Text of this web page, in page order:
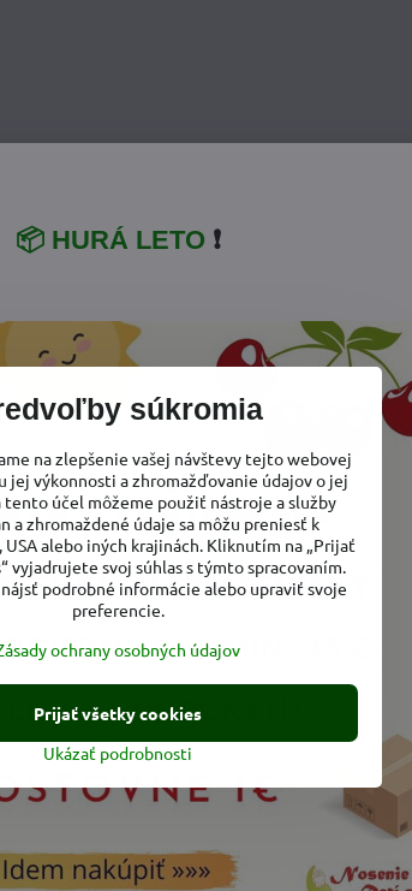
súkromia
na zlepšenie vašej návštevy tejto webovej
jej výkonnosti a zhromažďovanie údajov o jej
tento účel môžeme použiť nástroje a služby
a zhromaždené údaje sa môžu preniesť k
USA alebo iných krajinách. Kliknutím na „Prijať
vyjadrujete svoj súhlas s týmto spracovaním.
podrobné informácie alebo upraviť svoje
preferencie.
ochrany osobných údajov
Ukázať podrobnosti
Prijať všetky cookies
📦 HURÁ LETO ❗